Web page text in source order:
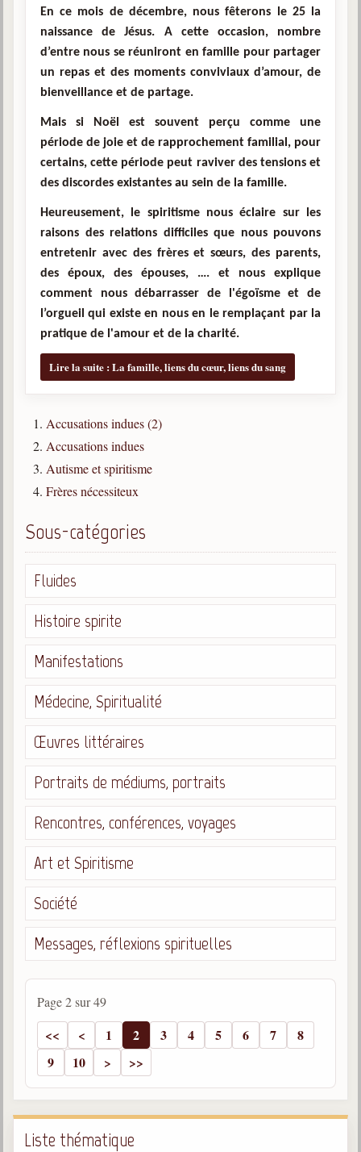
Liste thématique
En ce mois de décembre, nous fêterons le 25 la
naissance de Jésus. A cette occasion, nombre
d’entre nous se réuniront en famille pour partager
un repas et des moments conviviaux d’amour, de
bienveillance et de partage.
Mais si Noël est souvent perçu comme une
période de joie et de rapprochement familial, pour
certains, cette période peut raviver des tensions et
des discordes existantes au sein de la famille.
Heureusement, le spiritisme nous éclaire sur les
raisons des relations difficiles que nous pouvons
entretenir avec des frères et sœurs, des parents,
des époux, des épouses, …. et nous explique
comment nous débarrasser de l'égoïsme et de
l’orgueil qui existe en nous en le remplaçant par la
pratique de l'amour et de la charité.
Lire la suite : La famille, liens du cœur, liens du sang
Accusations indues (2)
Accusations indues
Autisme et spiritisme
Frères nécessiteux
Sous-catégories
Fluides
Histoire spirite
Manifestations
Médecine, Spiritualité
Œuvres littéraires
Portraits de médiums, portraits
Rencontres, conférences, voyages
Art et Spiritisme
Société
Messages, réflexions spirituelles
Page 2 sur 49
1 2 3 4 5 6 7
8
9
10